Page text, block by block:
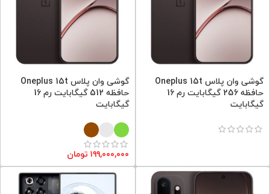
گوشی وان پلاس Oneplus 15t
حافظه 256 گیگابایت رم 16
گیگابایت
گوشی وان پلاس Oneplus 15t
حافظه 512 گیگابایت رم 16
گیگابایت
۱۹۹,۰۰۰,۰۰۰ تومان